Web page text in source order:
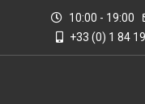
10:00 - 19:00
+33 (0) 1 84